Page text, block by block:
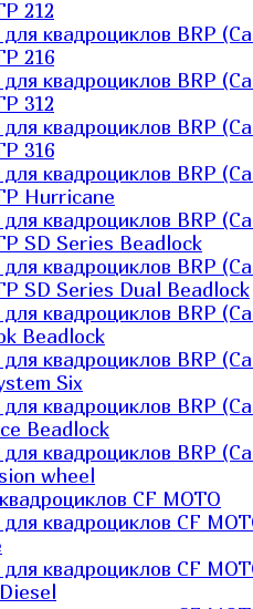
212
квадроциклов BRP
216
квадроциклов BRP
312
квадроциклов BRP
316
квадроциклов BRP
Hurricane
квадроциклов BRP
SD Series Beadlock
квадроциклов BRP
SD Series Dual Beadlock
квадроциклов BRP
Beadlock
квадроциклов BRP
Six
квадроциклов BRP
Beadlock
квадроциклов BRP
wheel
CF MOTO
квадроциклов CF
квадроциклов CF